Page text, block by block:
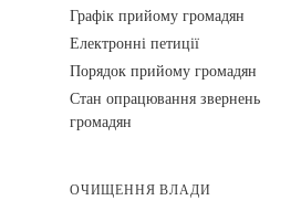
Графік прийому громадян
Електронні петиції
Порядок прийому громадян
Стан опрацювання звернень
громадян
ОЧИЩЕННЯ ВЛАДИ